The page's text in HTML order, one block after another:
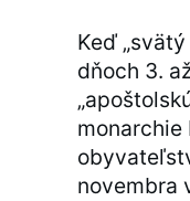
Keď
dňoch 3.
monarchie
novembra